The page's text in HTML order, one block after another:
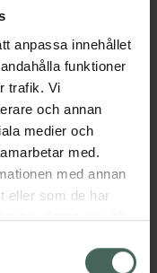
anpassa innehållet
funktioner
trafik. Vi
och annan
medier och
med.
med annan
eller som de har
Samtycke till
• God
av goda
2 eller 4 mg
2 mg
och Lakrits)•
innehåller
och
och
Läs